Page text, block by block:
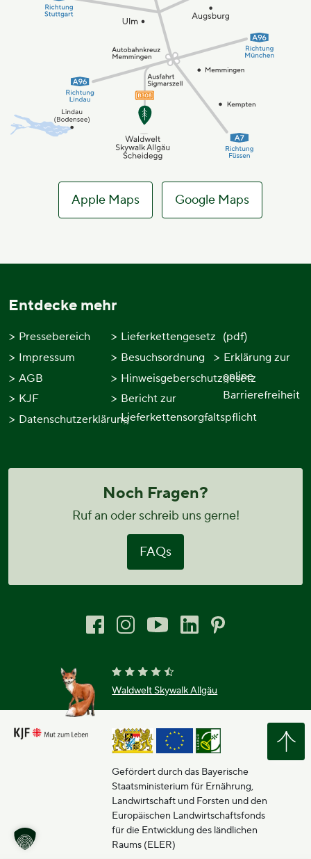
Apple Maps Google Maps
Noch Fragen?
Ruf an oder schreib uns gerne!
FAQs
Waldwelt Skywalk Allgäu
Entdecke mehr
Pressebereich
Impressum
AGB
KJF
Datenschutzerklärung
Lieferkettengesetz
Besuchsordnung
Hinweisgeberschutzgesetz
Bericht zur
Lieferkettensorgfaltspflicht
(pdf)
Erklärung zur
online
Barrierefreiheit
Gefördert durch das Bayerische
Staatsministerium für Ernährung,
Landwirtschaft und Forsten und den
Europäischen Landwirtschaftsfonds
für die Entwicklung des ländlichen
Raums (ELER)